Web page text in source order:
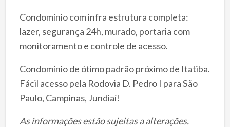
Condomínio com infra estrutura completa:
lazer, segurança 24h, murado, portaria com
monitoramento e controle de acesso.
Condomínio de ótimo padrão próximo de Itatiba.
Fácil acesso pela Rodovia D. Pedro I para São
Paulo, Campinas, Jundiaí!
As informações estão sujeitas a alterações.